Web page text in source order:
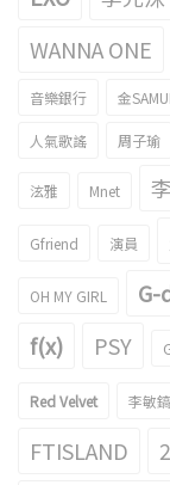
WANNA ONE
音樂銀行 金
人氣歌謠 周子瑜
泫雅 Mnet
Gfriend 演員
OH MY GIRL G-
f(x) PSY
Red Velvet 李敏鎬
FTISLAND